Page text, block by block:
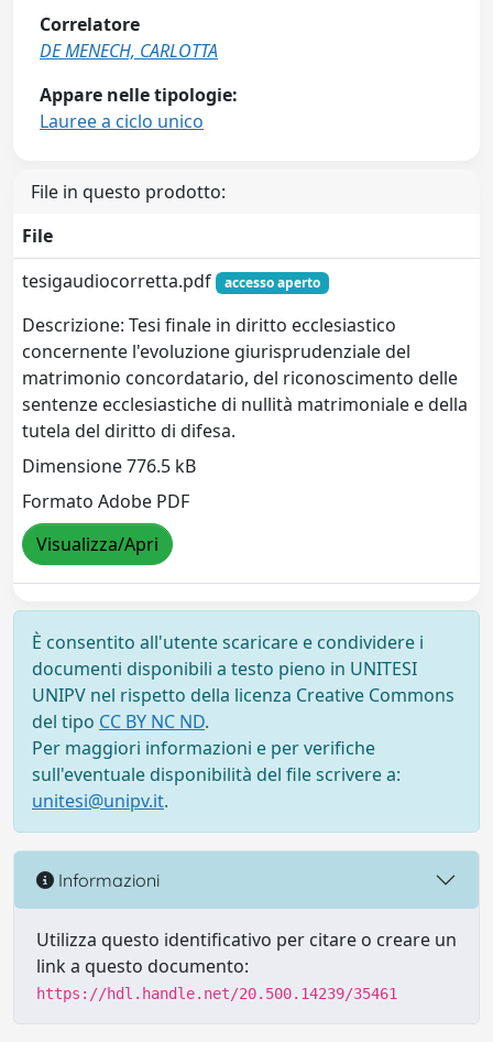
Correlatore
DE MENECH, CARLOTTA
Appare nelle tipologie:
Lauree a ciclo unico
File in questo prodotto:
File
tesigaudiocorretta.pdf
accesso aperto
Descrizione: Tesi finale in diritto ecclesiastico
concernente l'evoluzione giurisprudenziale del
matrimonio concordatario, del riconoscimento delle
sentenze ecclesiastiche di nullità matrimoniale e della
tutela del diritto di difesa.
Dimensione 776.5 kB
Formato Adobe PDF
Visualizza/Apri
È consentito all'utente scaricare e condividere i
documenti disponibili a testo pieno in UNITESI
UNIPV nel rispetto della licenza Creative Commons
del tipo CC BY NC ND.
Per maggiori informazioni e per verifiche
sull'eventuale disponibilità del file scrivere a:
unitesi@unipv.it.
Informazioni
Utilizza questo identificativo per citare o creare un
link a questo documento:
https://hdl.handle.net/20.500.14239/35461